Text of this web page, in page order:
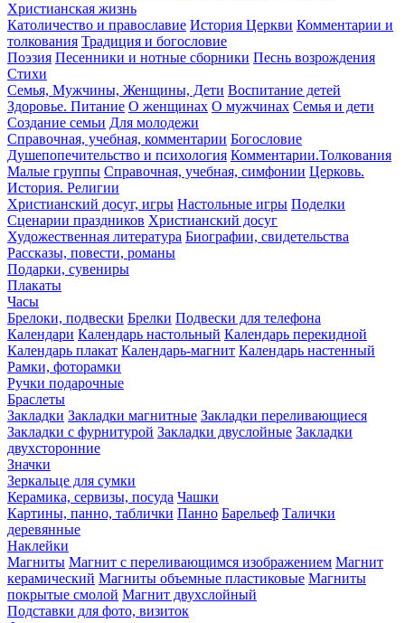
Христианская жизнь
Католичество и православие История Церкви Комментарии и
толкования Традиция и богословие
Поэзия Песенники и нотные сборники Песнь возрождения
Стихи
Семья, Мужчины, Женщины, Дети Воспитание детей
Здоровье. Питание О женщинах О мужчинах Семья и дети
Создание семьи Для молодежи
Справочная, учебная, комментарии Богословие
Душепопечительство и психология Комментарии.Толкования
Малые группы Справочная, учебная, симфонии Церковь.
История. Религии
Христианский досуг, игры Настольные игры Поделки
Сценарии праздников Христианский досуг
Художественная литература Биографии, свидетельства
Рассказы, повести, романы
Подарки, сувениры
Плакаты
Часы
Брелоки, подвески Брелки Подвески для телефона
Календари Календарь настольный Календарь перекидной
Календарь плакат Календарь-магнит Календарь настенный
Рамки, фоторамки
Ручки подарочные
Браслеты
Закладки Закладки магнитные Закладки переливающиеся
Закладки с фурнитурой Закладки двуслойные Закладки
двухсторонние
Значки
Зеркальце для сумки
Керамика, сервизы, посуда Чашки
Картины, панно, таблички Панно Барельеф Талички
деревянные
Наклейки
Магниты Магнит с переливающимся изображением Магнит
керамический Магниты объемные пластиковые Магниты
покрытые смолой Магнит двухслойный
Подставки для фото, визиток